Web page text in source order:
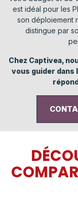
est idéal pour les
son déploiement
distingue par
Chez Captivea,
vous guider dans